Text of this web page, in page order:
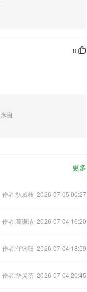
8
来自
更多
作者:弘威枝 2026-07-05 00:27
作者:葛谦洁 2026-07-04 16:20
作者:任钧珊 2026-07-04 18:59
作者:华灵蓓 2026-07-04 20:45